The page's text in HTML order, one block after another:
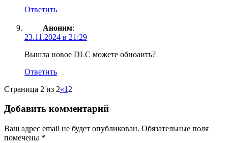
Ответить
Аноним:
23.11.2024 в 21:29
Вышла новое DLC можете обноаить?
Ответить
Страница 2 из 2«1 2
Добавить комментарий
Ваш адрес email не будет опубликован. Обязательные поля
помечены *